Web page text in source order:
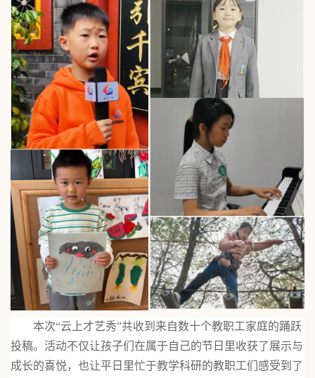
本次“云上才艺秀”共收到来自数十个教职工家庭的踊跃
投稿。活动不仅让孩子们在属于自己的节日里收获了展示与
成长的喜悦，也让平日里忙于教学科研的教职工们感受到了